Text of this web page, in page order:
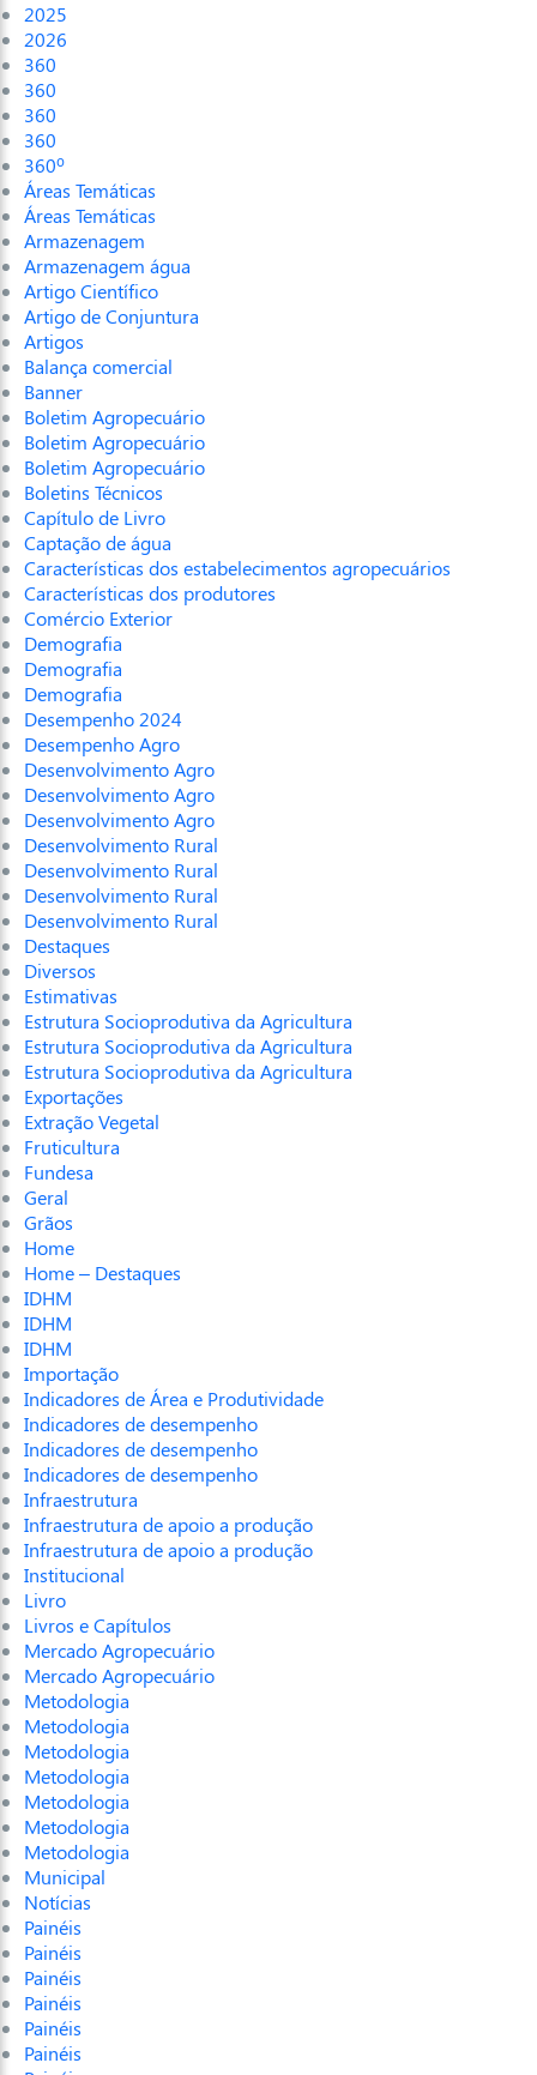
2025
2026
360
360
360
360
360º
Áreas Temáticas
Áreas Temáticas
Armazenagem
Armazenagem água
Artigo Científico
Artigo de Conjuntura
Artigos
Balança comercial
Banner
Boletim Agropecuário
Boletim Agropecuário
Boletim Agropecuário
Boletins Técnicos
Capítulo de Livro
Captação de água
Características dos estabelecimentos agropecuários
Características dos produtores
Comércio Exterior
Demografia
Demografia
Demografia
Desempenho 2024
Desempenho Agro
Desenvolvimento Agro
Desenvolvimento Agro
Desenvolvimento Agro
Desenvolvimento Rural
Desenvolvimento Rural
Desenvolvimento Rural
Desenvolvimento Rural
Destaques
Diversos
Estimativas
Estrutura Socioprodutiva da Agricultura
Estrutura Socioprodutiva da Agricultura
Estrutura Socioprodutiva da Agricultura
Exportações
Extração Vegetal
Fruticultura
Fundesa
Geral
Grãos
Home
Home – Destaques
IDHM
IDHM
IDHM
Importação
Indicadores de Área e Produtividade
Indicadores de desempenho
Indicadores de desempenho
Indicadores de desempenho
Infraestrutura
Infraestrutura de apoio a produção
Infraestrutura de apoio a produção
Institucional
Livro
Livros e Capítulos
Mercado Agropecuário
Mercado Agropecuário
Metodologia
Metodologia
Metodologia
Metodologia
Metodologia
Metodologia
Metodologia
Municipal
Notícias
Painéis
Painéis
Painéis
Painéis
Painéis
Painéis